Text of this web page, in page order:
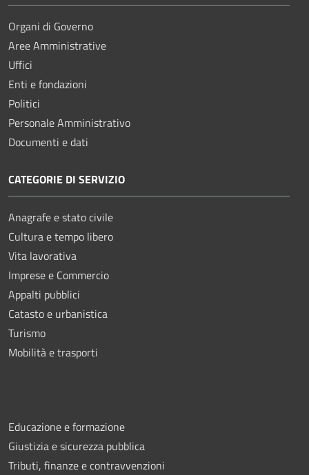
Organi di Governo
Aree Amministrative
Uffici
Enti e fondazioni
Politici
Personale Amministrativo
Documenti e dati
CATEGORIE DI SERVIZIO
Anagrafe e stato civile
Cultura e tempo libero
Vita lavorativa
Imprese e Commercio
Appalti pubblici
Catasto e urbanistica
Turismo
Mobilità e trasporti
Educazione e formazione
Giustizia e sicurezza pubblica
Tributi, finanze e contravvenzioni